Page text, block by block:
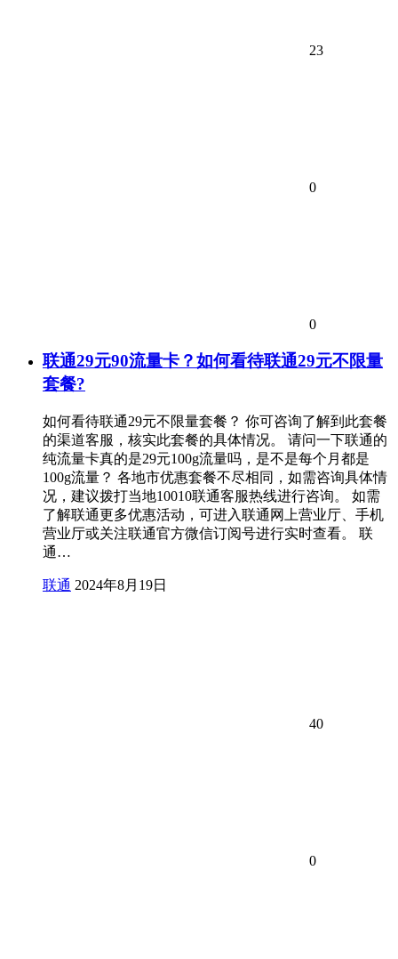
23
0
0
联通29元90流量卡？如何看待联通29元不限量
套餐?
如何看待联通29元不限量套餐？ 你可咨询了解到此套餐
的渠道客服，核实此套餐的具体情况。 请问一下联通的
纯流量卡真的是29元100g流量吗，是不是每个月都是
100g流量？ 各地市优惠套餐不尽相同，如需咨询具体情
况，建议拨打当地10010联通客服热线进行咨询。 如需
了解联通更多优惠活动，可进入联通网上营业厅、手机
营业厅或关注联通官方微信订阅号进行实时查看。 联
通…
联通 2024年8月19日
40
0